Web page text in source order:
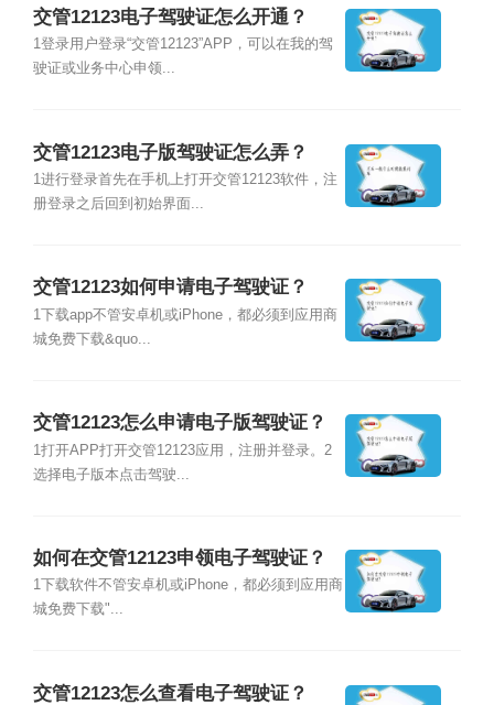
交管12123电子驾驶证怎么开通？
1登录用户登录“交管12123”APP，可以在我的驾
驶证或业务中心申领...
交管12123电子版驾驶证怎么弄？
1进行登录首先在手机上打开交管12123软件，注
册登录之后回到初始界面...
交管12123如何申请电子驾驶证？
1下载app不管安卓机或iPhone，都必须到应用商
城免费下载&quo...
交管12123怎么申请电子版驾驶证？
1打开APP打开交管12123应用，注册并登录。2
选择电子版本点击驾驶...
如何在交管12123申领电子驾驶证？
1下载软件不管安卓机或iPhone，都必须到应用商
城免费下载"...
交管12123怎么查看电子驾驶证？